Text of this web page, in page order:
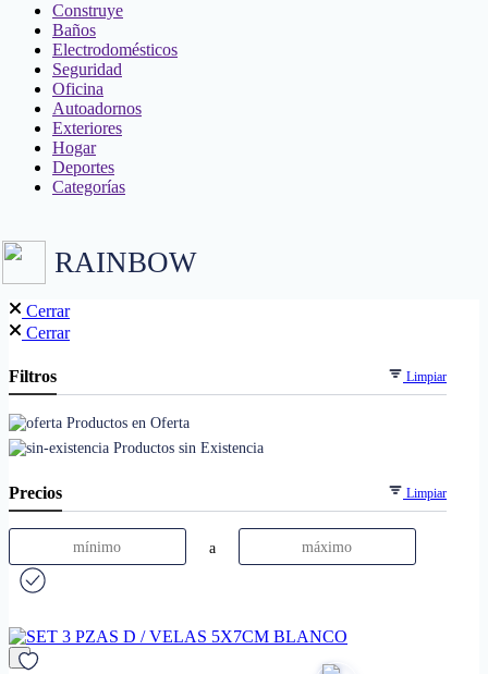
Construye
Baños
Electrodomésticos
Seguridad
Oficina
Autoadornos
Exteriores
Hogar
Deportes
Categorías
RAINBOW
Cerrar
Cerrar
Filtros Limpiar
Productos en Oferta
Productos sin Existencia
Precios Limpiar
a